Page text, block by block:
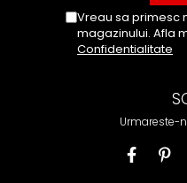
Vreau sa primesc
magazinului. Afla
Confidentialitate
Urmareste-